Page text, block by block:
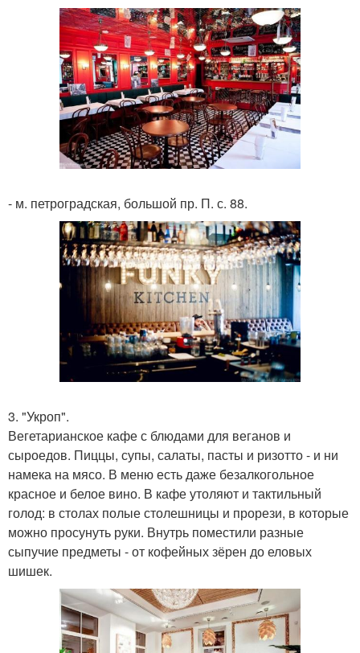
- м. петроградская, большой пр. П. с. 88.
3. "Укроп".
Вегетарианское кафе с блюдами для веганов и
сыроедов. Пиццы, супы, салаты, пасты и ризотто - и ни
намека на мясо. В меню есть даже безалкогольное
красное и белое вино. В кафе утоляют и тактильный
голод: в столах полые столешницы и прорези, в которые
можно просунуть руки. Внутрь поместили разные
сыпучие предметы - от кофейных зёрен до еловых
шишек.